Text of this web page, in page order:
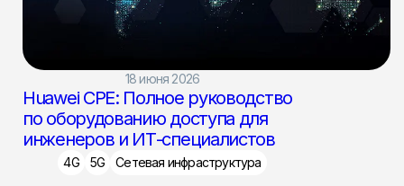
18 июня 2026
Huawei CPE: Полное руководство
по оборудованию доступа для
инженеров и ИТ-специалистов
4G 5G Сетевая инфраструктура